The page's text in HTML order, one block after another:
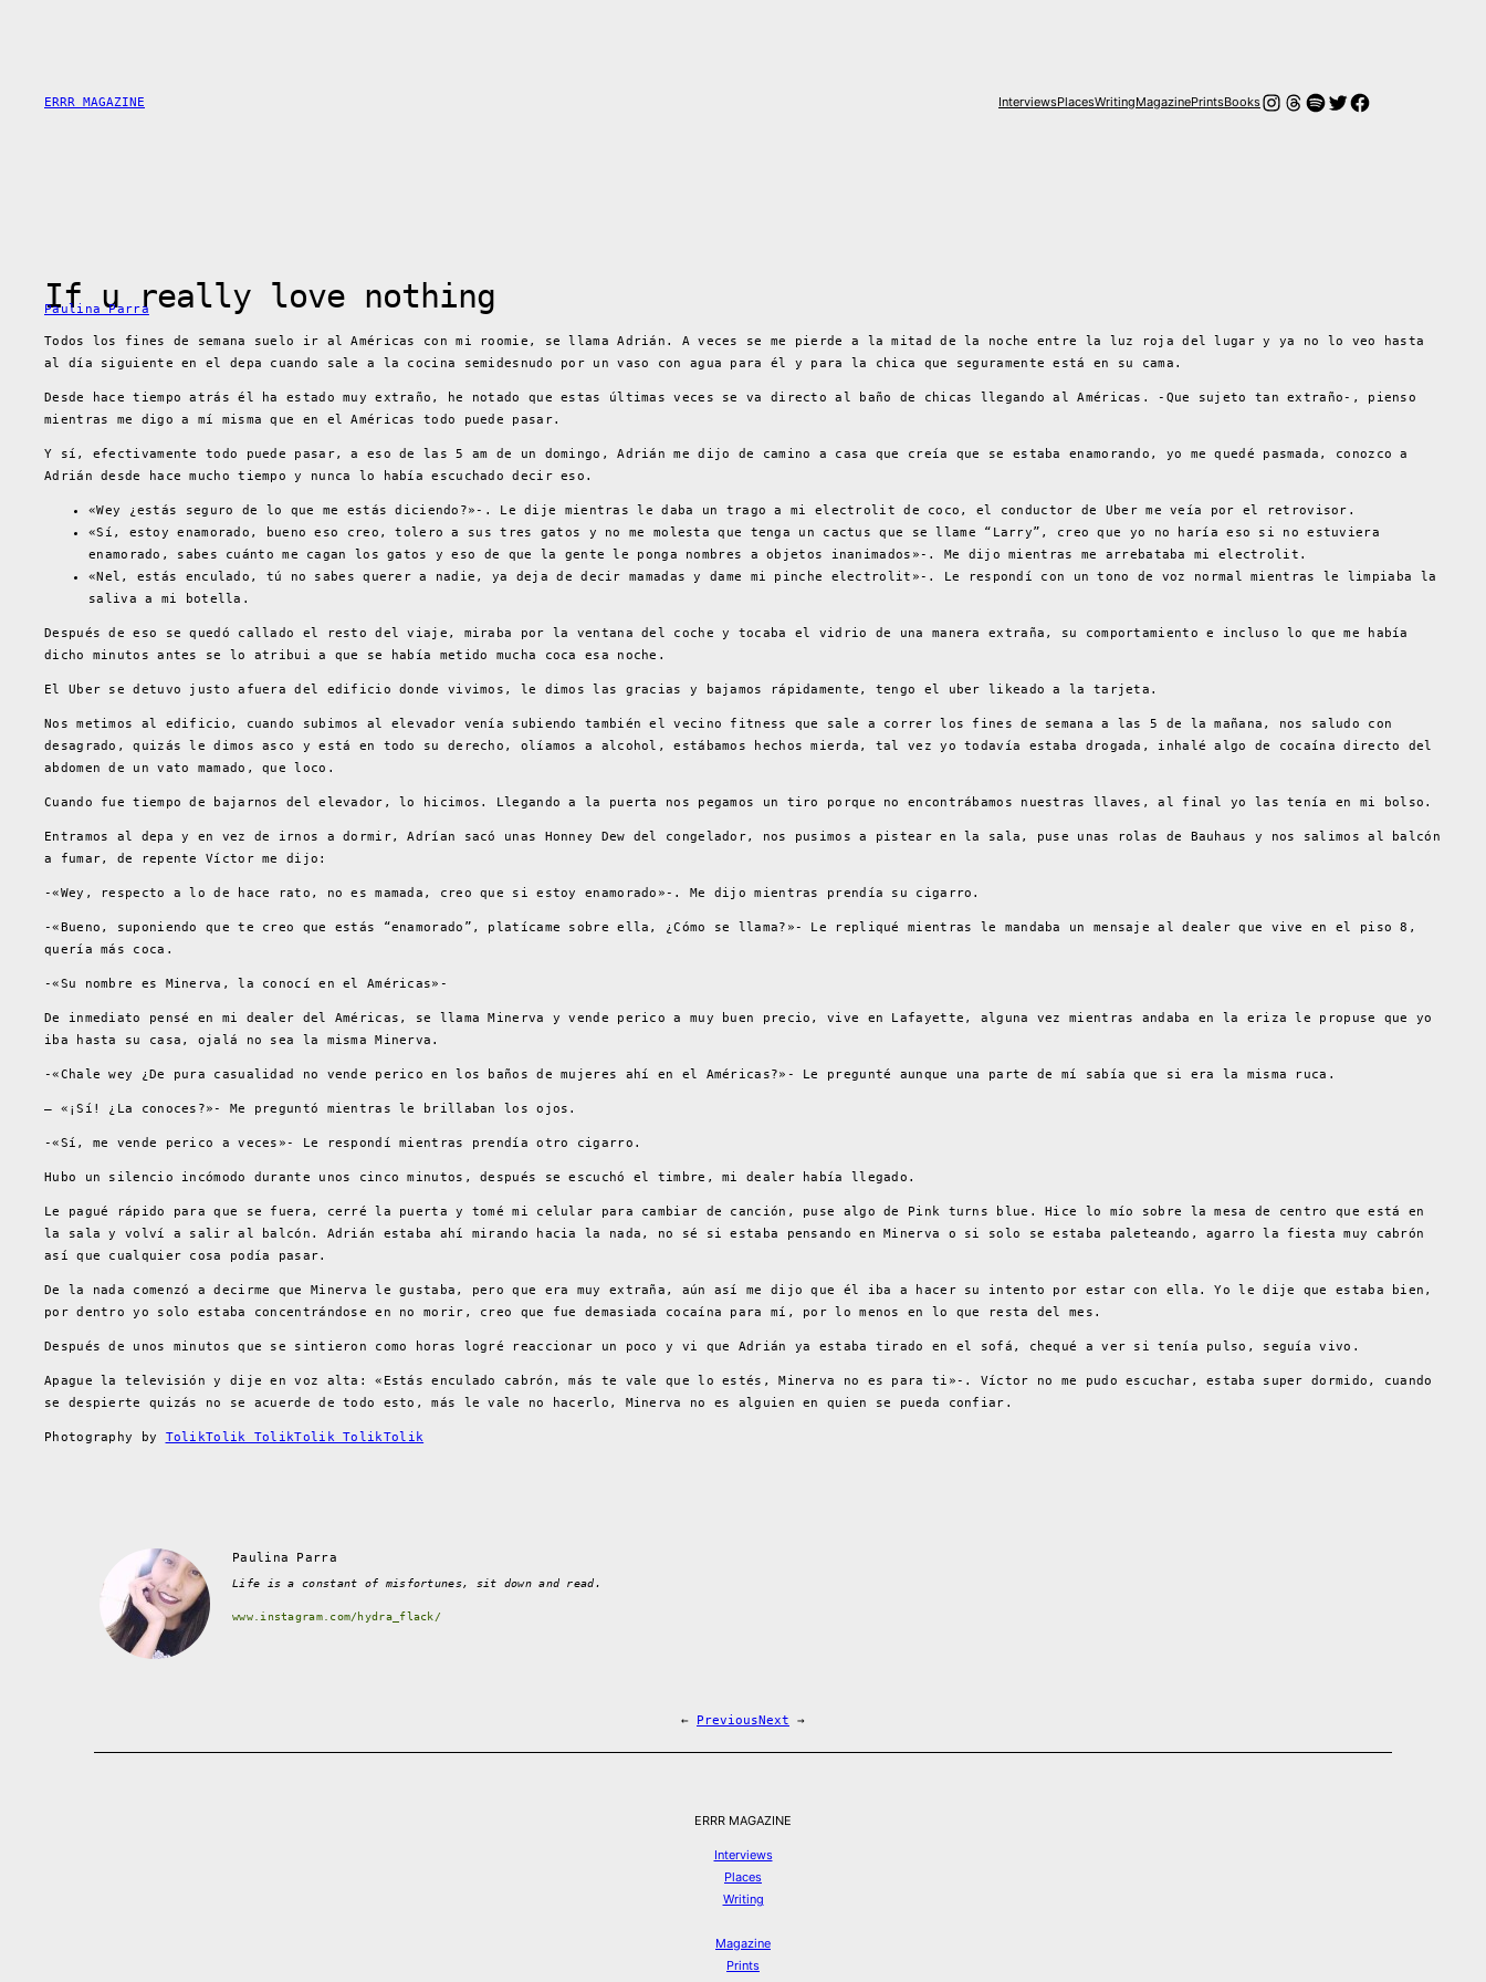
ERRR MAGAZINE InterviewsPlacesWritingMagazinePrintsBooksInstagram
Threads
Spotify
Twitter
Facebook
If u really love nothing
Paulina Parra
Todos los fines de semana suelo ir al Américas con mi roomie, se llama Adrián. A veces se me pierde a la mitad de la noche entre la luz roja del lugar y ya no lo veo hasta
al día siguiente en el depa cuando sale a la cocina semidesnudo por un vaso con agua para él y para la chica que seguramente está en su cama.
Desde hace tiempo atrás él ha estado muy extraño, he notado que estas últimas veces se va directo al baño de chicas llegando al Américas. -Que sujeto tan extraño-, pienso
mientras me digo a mí misma que en el Américas todo puede pasar.
Y sí, efectivamente todo puede pasar, a eso de las 5 am de un domingo, Adrián me dijo de camino a casa que creía que se estaba enamorando, yo me quedé pasmada, conozco a
Adrián desde hace mucho tiempo y nunca lo había escuchado decir eso.
«Wey ¿estás seguro de lo que me estás diciendo?»-. Le dije mientras le daba un trago a mi electrolit de coco, el conductor de Uber me veía por el retrovisor.
«Sí, estoy enamorado, bueno eso creo, tolero a sus tres gatos y no me molesta que tenga un cactus que se llame “Larry”, creo que yo no haría eso si no estuviera
enamorado, sabes cuánto me cagan los gatos y eso de que la gente le ponga nombres a objetos inanimados»-. Me dijo mientras me arrebataba mi electrolit.
«Nel, estás enculado, tú no sabes querer a nadie, ya deja de decir mamadas y dame mi pinche electrolit»-. Le respondí con un tono de voz normal mientras le limpiaba la
saliva a mi botella.
Después de eso se quedó callado el resto del viaje, miraba por la ventana del coche y tocaba el vidrio de una manera extraña, su comportamiento e incluso lo que me había
dicho minutos antes se lo atribui a que se había metido mucha coca esa noche.
El Uber se detuvo justo afuera del edificio donde vivimos, le dimos las gracias y bajamos rápidamente, tengo el uber likeado a la tarjeta.
Nos metimos al edificio, cuando subimos al elevador venía subiendo también el vecino fitness que sale a correr los fines de semana a las 5 de la mañana, nos saludo con
desagrado, quizás le dimos asco y está en todo su derecho, olíamos a alcohol, estábamos hechos mierda, tal vez yo todavía estaba drogada, inhalé algo de cocaína directo del
abdomen de un vato mamado, que loco.
Cuando fue tiempo de bajarnos del elevador, lo hicimos. Llegando a la puerta nos pegamos un tiro porque no encontrábamos nuestras llaves, al final yo las tenía en mi bolso.
Entramos al depa y en vez de irnos a dormir, Adrían sacó unas Honney Dew del congelador, nos pusimos a pistear en la sala, puse unas rolas de Bauhaus y nos salimos al balcón
a fumar, de repente Víctor me dijo:
-«Wey, respecto a lo de hace rato, no es mamada, creo que si estoy enamorado»-. Me dijo mientras prendía su cigarro.
-«Bueno, suponiendo que te creo que estás “enamorado”, platícame sobre ella, ¿Cómo se llama?»- Le repliqué mientras le mandaba un mensaje al dealer que vive en el piso 8,
quería más coca.
-«Su nombre es Minerva, la conocí en el Américas»-
De inmediato pensé en mi dealer del Américas, se llama Minerva y vende perico a muy buen precio, vive en Lafayette, alguna vez mientras andaba en la eriza le propuse que yo
iba hasta su casa, ojalá no sea la misma Minerva.
-«Chale wey ¿De pura casualidad no vende perico en los baños de mujeres ahí en el Américas?»- Le pregunté aunque una parte de mí sabía que si era la misma ruca.
– «¡Sí! ¿La conoces?»- Me preguntó mientras le brillaban los ojos.
-«Sí, me vende perico a veces»- Le respondí mientras prendía otro cigarro.
Hubo un silencio incómodo durante unos cinco minutos, después se escuchó el timbre, mi dealer había llegado.
Le pagué rápido para que se fuera, cerré la puerta y tomé mi celular para cambiar de canción, puse algo de Pink turns blue. Hice lo mío sobre la mesa de centro que está en
la sala y volví a salir al balcón. Adrián estaba ahí mirando hacia la nada, no sé si estaba pensando en Minerva o si solo se estaba paleteando, agarro la fiesta muy cabrón
así que cualquier cosa podía pasar.
De la nada comenzó a decirme que Minerva le gustaba, pero que era muy extraña, aún así me dijo que él iba a hacer su intento por estar con ella. Yo le dije que estaba bien,
por dentro yo solo estaba concentrándose en no morir, creo que fue demasiada cocaína para mí, por lo menos en lo que resta del mes.
Después de unos minutos que se sintieron como horas logré reaccionar un poco y vi que Adrián ya estaba tirado en el sofá, chequé a ver si tenía pulso, seguía vivo.
Apague la televisión y dije en voz alta: «Estás enculado cabrón, más te vale que lo estés, Minerva no es para ti»-. Víctor no me pudo escuchar, estaba super dormido, cuando
se despierte quizás no se acuerde de todo esto, más le vale no hacerlo, Minerva no es alguien en quien se pueda confiar.
Photography by TolikTolik TolikTolik TolikTolik
Paulina Parra
Life is a constant of misfortunes, sit down and read.
www.instagram.com/hydra_flack/
← PreviousNext →
ERRR MAGAZINE
Interviews
Places
Writing
Magazine
Prints